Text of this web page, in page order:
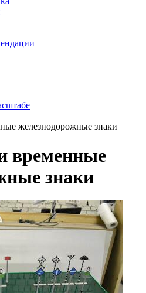
железнодорожные знаки
временные
знаки